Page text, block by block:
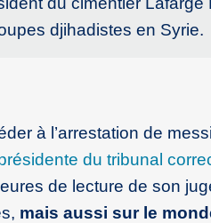
djihadistes en Syrie.
à l’arrestation de
du tribunal
de lecture de son
mais aussi sur le